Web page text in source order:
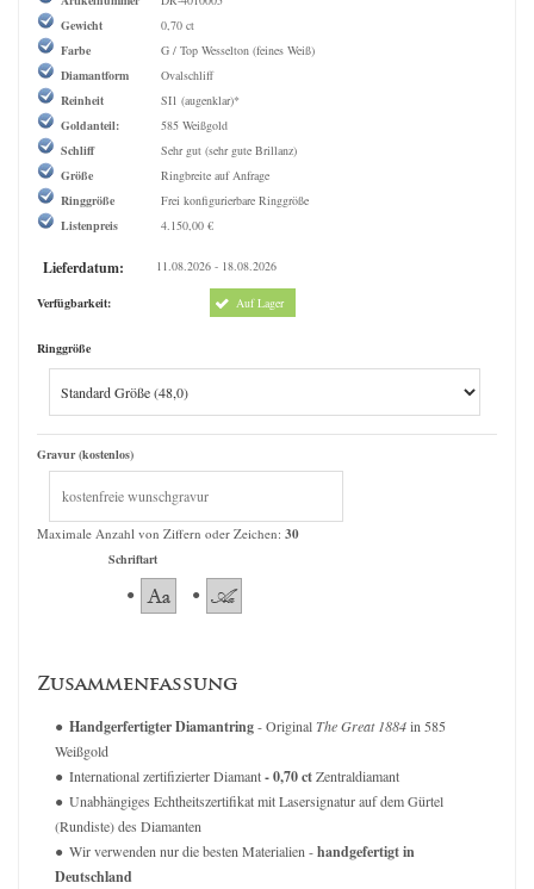
Gewicht
0,70 ct
Farbe
G / Top Wesselton (feines Weiß)
Diamantform
Ovalschliff
Reinheit
SI1 (augenklar)*
Goldanteil:
585 Weißgold
Schliff
Sehr gut (sehr gute Brillanz)
Größe
Ringbreite auf Anfrage
Ringgröße
Frei konfigurierbare Ringgröße
Listenpreis
4.150,00 €
Lieferdatum: 11.08.2026 - 18.08.2026
Verfügbarkeit: Auf Lager
Ringgröße
Gravur (kostenlos)
Maximale Anzahl von Ziffern oder Zeichen: 30
Schriftart
Zusammenfassung
Handgerfertigter Diamantring- OriginalThe Great 1884in 585
Weißgold
International zertifizierter Diamant- 0,70 ctZentraldiamant
Unabhängiges Echtheitszertifikat mit Lasersignatur auf dem Gürtel
(Rundiste) des Diamanten
Wir verwenden nur die besten Materialien -handgefertigt in
Deutschland